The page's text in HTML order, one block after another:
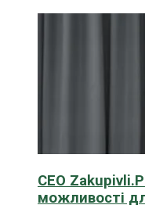
CEO
можливості